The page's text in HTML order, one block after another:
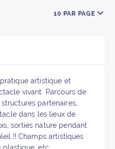
Nombre
10 PAR PAGE
artistique et
vivant. Parcours de
partenaires,
dans les lieux de
sorties nature pendant
!! Champs artistiques :